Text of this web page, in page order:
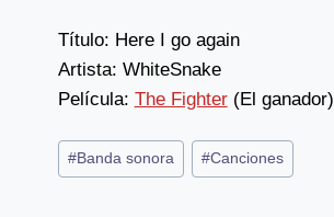
Título: Here I go again
Artista: WhiteSnake
Película: The Fighter(El ganador)
Post
Tags:
#Banda sonora #Canciones